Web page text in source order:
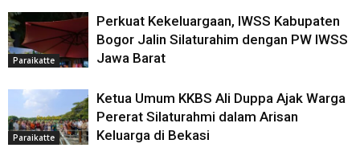
Paraikatte
Perkuat Kekeluargaan, IWSS Kabupaten
Bogor Jalin Silaturahim dengan PW IWSS
Jawa Barat
Paraikatte
Ketua Umum KKBS Ali Duppa Ajak Warga
Pererat Silaturahmi dalam Arisan
Keluarga di Bekasi